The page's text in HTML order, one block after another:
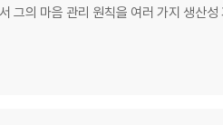
의 마음 관리 원칙을 여러 가지 생산